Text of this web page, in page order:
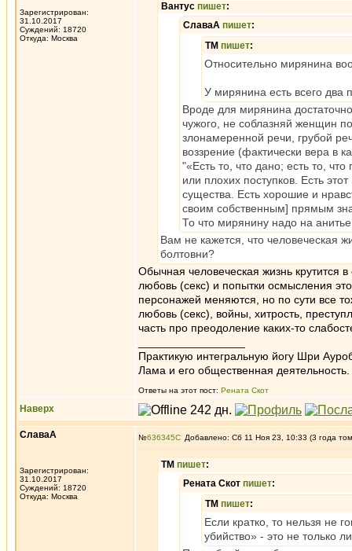
Зарегистрирован:
31.10.2017
Суждений: 18720
Откуда: Москва
Вантус пишет:
СлаваА пишет:
ТМ пишет:
Относительно мирянина
У мирянина есть всего два
Вроде для мирянина
чужого, не соблазняй женщин
злонамеренной речи, грубой
воззрение (фактически вера
"«Есть то, что дано; есть то,
или плохих поступков. Есть
существа. Есть хорошие и
своим собственным] прямым
То что мирянину надо на
Вам не кажется, что человеческая
болтовни?
Обычная человеческая жизнь крутится
любовь (секс) и попытки осмысления
персонажей меняются, но по сути все
любовь (секс), войны, хитрость,
часть про преодоление каких-то
Практикую интегральную йогу Шри
Лама и его общественная деятельность.
Ответы на этот пост: Рената Скот
Наверх
СлаваА
Зарегистрирован:
31.10.2017
Суждений: 18720
Откуда: Москва
№636345 Добавлено: Сб 11 Ноя 23, 10:33 (3 года
ТМ пишет:
Рената Скот пишет:
ТМ пишет:
Если кратко, то нельзя не
убийство» - это не только